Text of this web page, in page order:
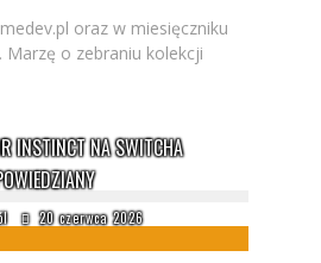
oraz w miesięczniku
Marzę o zebraniu kolekcji
INSTINCT NA SWITCHA
20 czerwca 2026